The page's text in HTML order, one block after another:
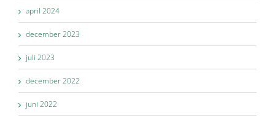
april 2024
december 2023
juli 2023
december 2022
juni 2022